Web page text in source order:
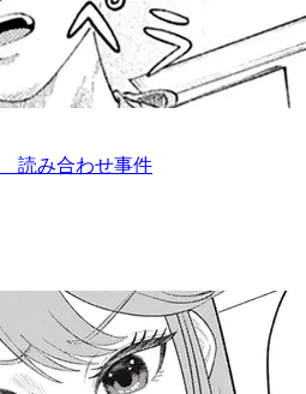
読み合わせ事件